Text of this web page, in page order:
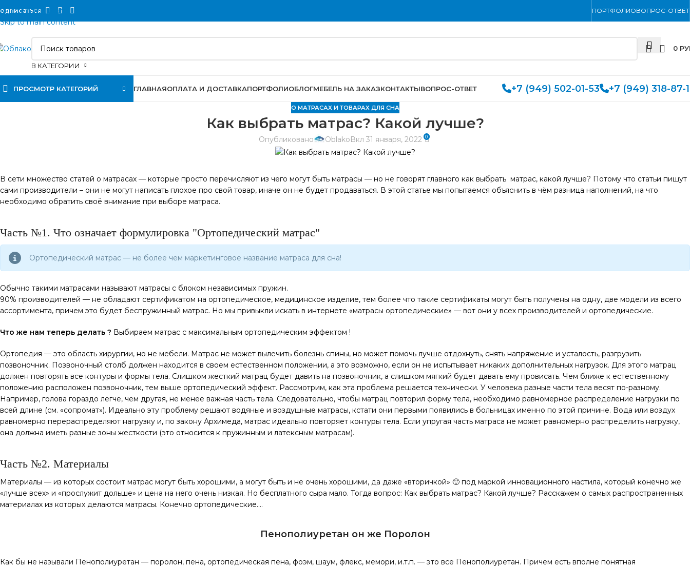
Skip to navigation
Skip to main content
ПОРТФОЛИОВОПРОС-ОТВЕТ
В КАТЕГОРИИ
0
ПРОСМОТР КАТЕГОРИЙ ГЛАВНАЯОПЛАТА И ДОСТАВКАПОРТФОЛИОБЛОГМЕБЕЛЬ НА ЗАКАЗКОНТАКТЫВОПРОС-ОТВЕТ +7 (949) 502-01-53 +7 (949) 318-87-
О МАТРАСАХ И ТОВАРАХ ДЛЯ СНА
Как выбрать матрас? Какой лучше?
Опубликовано Oblako Вкл 31 января, 2022 0
В сети множество статей о матрасах — которые просто перечисляют из чего могут быть матрасы — но не говорят главного как выбрать матрас, какой лучше? Потому что статьи пишут
сами производители – они не могут написать плохое про свой товар, иначе он не будет продаваться. В этой статье мы попытаемся объяснить в чём разница наполнений, на что
необходимо обратить своё внимание при выборе матраса.
Часть №1. Что означает формулировка "Ортопедический матрас"
Ортопедический матрас — не более чем маркетинговое название матраса для сна!
Обычно такими матрасами называют матрасы с блоком независимых пружин.
90% производителей — не обладают сертификатом на ортопедическое, медицинское изделие, тем более что такие сертификаты могут быть получены на одну, две модели из всего
ассортимента, причем это будет беспружинный матрас. Но мы привыкли искать в интернете «матрасы ортопедические» — вот они у всех производителей и ортопедические.
Что же нам теперь делать ? Выбираем матрас с максимальным ортопедическим эффектом !
Ортопедия — это область хирургии, но не мебели. Матрас не может вылечить болезнь спины, но может помочь лучше отдохнуть, снять напряжение и усталость, разгрузить
позвоночник. Позвоночный столб должен находится в своем естественном положении, а это возможно, если он не испытывает никаких дополнительных нагрузок. Для этого матрац
должен повторять все контуры и формы тела. Слишком жесткий матрац будет давить на позвоночник, а слишком мягкий будет давать ему провисать. Чем ближе к естественному
положению расположен позвоночник, тем выше ортопедический эффект. Рассмотрим, как эта проблема решается технически. У человека разные части тела весят по-разному.
Например, голова гораздо легче, чем другая, не менее важная часть тела. Следовательно, чтобы матрац повторил форму тела, необходимо равномерное распределение нагрузки по
всей длине (см. «сопромат»). Идеально эту проблему решают водяные и воздушные матрасы, кстати они первыми появились в больницах именно по этой причине. Вода или воздух
равномерно перераспределяют нагрузку и, по закону Архимеда, матрас идеально повторяет контуры тела. Если упругая часть матраса не может равномерно распределить нагрузку,
она должна иметь разные зоны жесткости (это относится к пружинным и латексным матрасам).
Часть №2. Материалы
Материалы — из которых состоит матрас могут быть хорошими, а могут быть и не очень хорошими, да даже «вторичкой» 🙂 под маркой инновационного настила, который конечно же
«лучше всех» и «прослужит дольше» и цена на него очень низкая. Но бесплатного сыра мало. Тогда вопрос: Как выбрать матрас? Какой лучше? Расскажем о самых распространенных
материалах из которых делаются матрасы. Конечно ортопедические….
Пенополиуретан он же Поролон
Как бы не называли Пенополиуретан — поролон, пена, ортопедическая пена, фоэм, шаум, флекс, мемори, и.т.п. — это все Пенополиуретан. Причем есть вполне понятная